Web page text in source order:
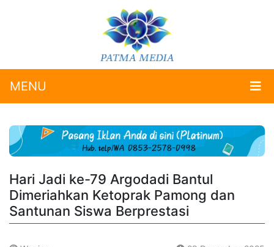
MENU
Hari Jadi ke-79 Argodadi Bantul
Dimeriahkan Ketoprak Pamong dan
Santunan Siswa Berprestasi